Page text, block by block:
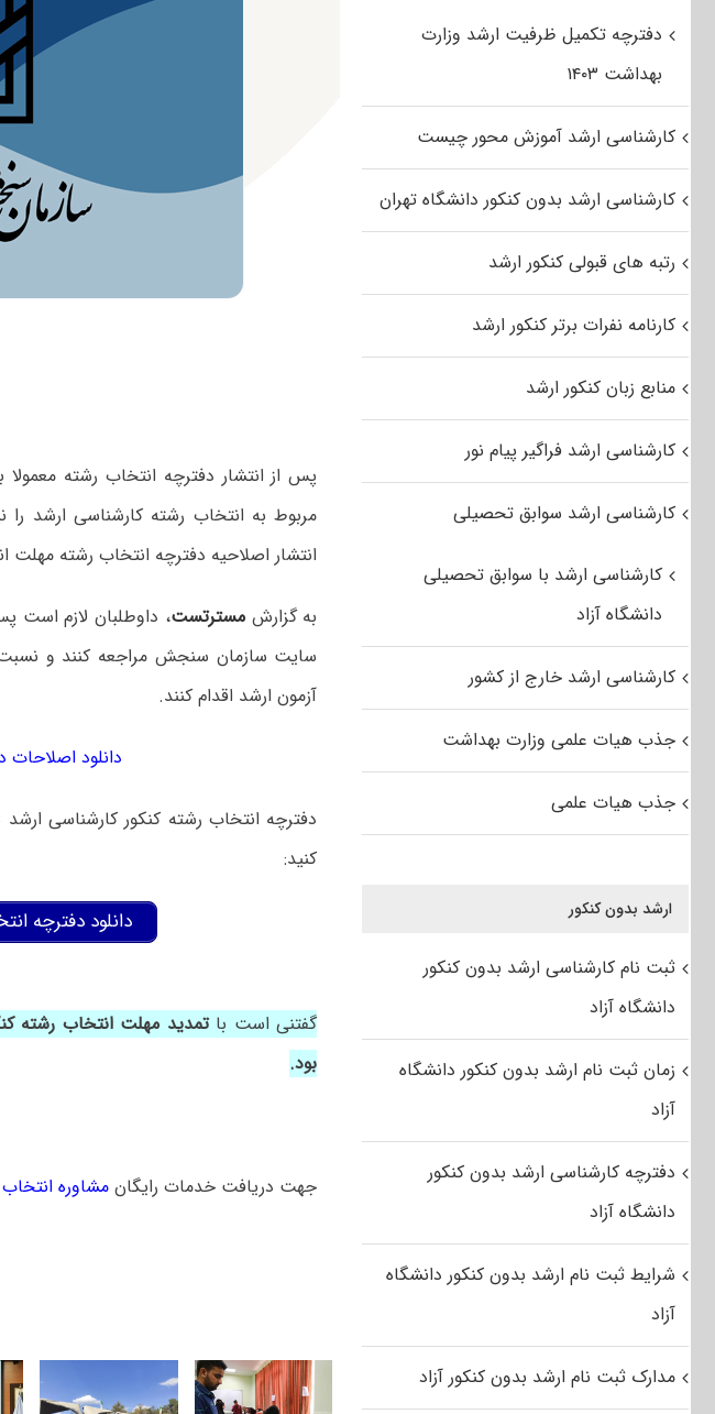
پس از انتشار دفترچه انتخاب رشته
انتشار اصلاحیه دفترچه انتخاب رشته مهلت انتخاب رشته را تا
به گزارشمسترتست، داوطلبان لازم است
سایت سازمان سنجش مراجعه کنند و نسبت
آزمون ارشد اقدام کنند.
دانلود اصلاحات
کنید:
دانلود دفترچه
گفتنی است با
بود.
جهت دریافت خدمات رایگان مشاوره
دفترچه تکمیل ظرفیت ارشد وزارت
بهداشت ۱۴۰۳
کارشناسی ارشد آموزش محور چیست
کارشناسی ارشد بدون کنکور دانشگاه تهران
رتبه های قبولی کنکور ارشد
کارنامه نفرات برتر کنکور ارشد
منابع زبان کنکور ارشد
کارشناسی ارشد فراگیر پیام نور
کارشناسی ارشد سوابق تحصیلی
کارشناسی ارشد با سوابق تحصیلی
دانشگاه آزاد
کارشناسی ارشد خارج از کشور
جذب هیات علمی وزارت بهداشت
جذب هیات علمی
ارشد بدون کنکور
ثبت نام کارشناسی ارشد بدون کنکور
دانشگاه آزاد
زمان ثبت نام ارشد بدون کنکور دانشگاه
آزاد
دفترچه کارشناسی ارشد بدون کنکور
دانشگاه آزاد
شرایط ثبت نام ارشد بدون کنکور دانشگاه
آزاد
مدارک ثبت نام ارشد بدون کنکور آزاد